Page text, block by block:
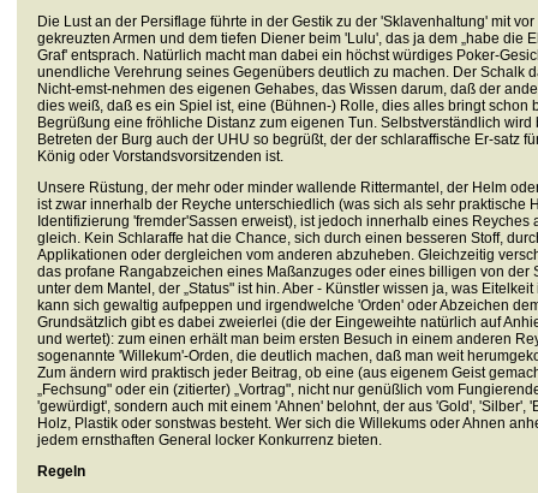
Die Lust an der Persiflage führte in der Gestik zu der 'Sklavenhaltung' mit vor
gekreuzten Armen und dem tiefen Diener beim 'Lulu', das ja dem „habe die
Graf' entsprach. Natürlich macht man dabei ein höchst würdiges Poker-
unendliche Verehrung seines Gegenübers deutlich zu machen. Der Schalk
Nicht-emst-nehmen des eigenen Gehabes, das Wissen darum, daß der
dies weiß, daß es ein Spiel ist, eine (Bühnen-) Rolle, dies alles bringt schon
Begrüßung eine fröhliche Distanz zum eigenen Tun. Selbstverständlich wird
Betreten der Burg auch der UHU so begrüßt, der der schlaraffische Er-satz
König oder Vorstandsvorsitzenden ist.
Unsere Rüstung, der mehr oder minder wallende Rittermantel, der Helm
ist zwar innerhalb der Reyche unterschiedlich (was sich als sehr praktische
Identifizierung 'fremder'Sassen erweist), ist jedoch innerhalb eines Reyches
gleich. Kein Schlaraffe hat die Chance, sich durch einen besseren Stoff,
Applikationen oder dergleichen vom anderen abzuheben. Gleichzeitig
das profane Rangabzeichen eines Maßanzuges oder eines billigen von der
unter dem Mantel, der „Status" ist hin. Aber - Künstler wissen ja, was Eitelkeit
kann sich gewaltig aufpeppen und irgendwelche 'Orden' oder Abzeichen
Grundsätzlich gibt es dabei zweierlei (die der Eingeweihte natürlich auf
und wertet): zum einen erhält man beim ersten Besuch in einem anderen
sogenannte 'Willekum'-Orden, die deutlich machen, daß man weit
Zum ändern wird praktisch jeder Beitrag, ob eine (aus eigenem Geist
„Fechsung" oder ein (zitierter) „Vortrag", nicht nur genüßlich vom
'gewürdigt', sondern auch mit einem 'Ahnen' belohnt, der aus 'Gold', 'Silber',
Holz, Plastik oder sonstwas besteht. Wer sich die Willekums oder Ahnen
jedem ernsthaften General locker Konkurrenz bieten.
Regeln